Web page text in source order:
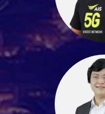
คุณภรณี สุทธิถวิล